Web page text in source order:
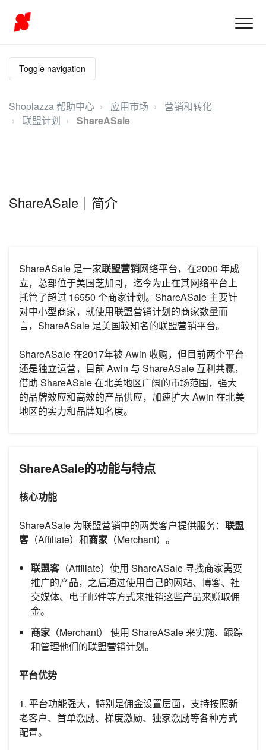
Toggle navigation
Shoplazza 帮助中心 应用市场
营销和转化
联盟计划
ShareASale
ShareASale｜简介
ShareASale 是一家联盟营销网络平台，在2000 年成
立，总部位于美国芝加哥，迄今为止在其网络平台上
托管了超过 16550 个商家计划。ShareASale 主要针
对中小型商家，就使用联盟营销计划的商家数量而
言，ShareASale 是美国较知名的联盟营销平台。
ShareASale 在2017年被 Awin 收购，但目前两个平台
还是独立运营，目前 Awin 与 ShareASale 互利共赢，
借助 ShareASale 在北美地区广阔的市场范围，强大
的品牌效应和高效的产品供应，加速扩大 Awin 在北美
地区的实力和品牌知名度。
ShareASale的功能与特点
核心功能
ShareASale 为联盟营销中的两类客户提供服务： 联盟
客 （Affiliate）和商家 （Merchant）。
联盟客 （Affiliate）使用 ShareASale 寻找商家需要
推广的产品，之后通过使用自己的网站、博客、社
交媒体、电子邮件等方式来推销这些产品来赚取佣
金。
商家 （Merchant） 使用 ShareASale 来实施、跟踪
和管理他们的联盟营销计划。
平台优势
1. 平台功能强大，特别是佣金设置层面，支持按照新
老客户、首单激励、梯度激励、独家激励等各种方式
配置。